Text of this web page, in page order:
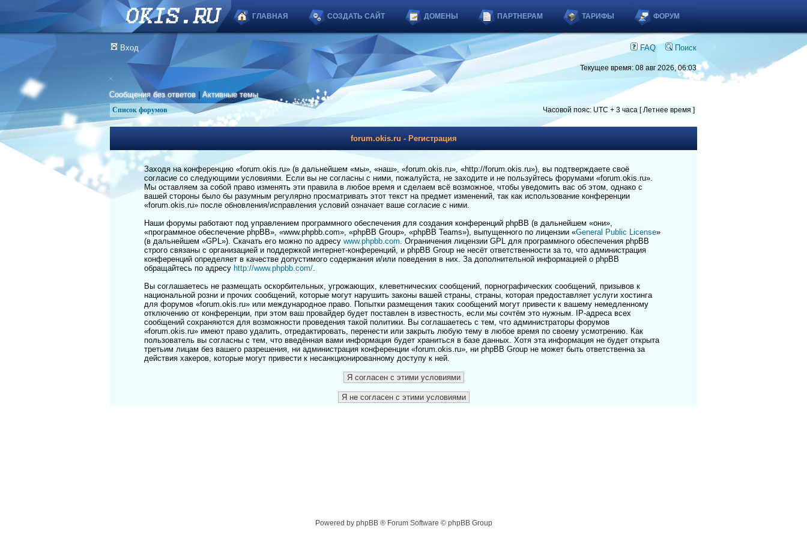
ГЛАВНАЯ СОЗДАТЬ САЙТ ДОМЕНЫ ПАРТНЕРАМ ТАРИФЫ ФОРУМ
Вход FAQ Поиск
Текущее время: 08 авг 2026, 06:03
Сообщения без ответов |Активные темы
Список форумов Часовой пояс: UTC + 3 часа [ Летнее время ]
forum.okis.ru - Регистрация
Заходя на конференцию «forum.okis.ru» (в дальнейшем «мы», «наш», «forum.okis.ru», «http://forum.okis.ru»), вы подтверждаете своё
согласие со следующими условиями. Если вы не согласны с ними, пожалуйста, не заходите и не пользуйтесь форумами «forum.okis.ru».
Мы оставляем за собой право изменять эти правила в любое время и сделаем всё возможное, чтобы уведомить вас об этом, однако с
вашей стороны было бы разумным регулярно просматривать этот текст на предмет изменений, так как использование конференции
«forum.okis.ru» после обновления/исправления условий означает ваше согласие с ними.
Наши форумы работают под управлением программного обеспечения для создания конференций phpBB (в дальнейшем «они»,
«программное обеспечение phpBB», «www.phpbb.com», «phpBB Group», «phpBB Teams»), выпущенного по лицензии «General Public License»
(в дальнейшем «GPL»). Скачать его можно по адресу www.phpbb.com. Ограничения лицензии GPL для программного обеспечения phpBB
строго связаны с организацией и поддержкой интернет-конференций, и phpBB Group не несёт ответственности за то, что администрация
конференций определяет в качестве допустимого содержания и/или поведения в них. За дополнительной информацией о phpBB
обращайтесь по адресу http://www.phpbb.com/.
Вы соглашаетесь не размещать оскорбительных, угрожающих, клеветнических сообщений, порнографических сообщений, призывов к
национальной розни и прочих сообщений, которые могут нарушить законы вашей страны, страны, которая предоставляет услуги хостинга
для форумов «forum.okis.ru» или международное право. Попытки размещения таких сообщений могут привести к вашему немедленному
отключению от конференции, при этом ваш провайдер будет поставлен в известность, если мы сочтём это нужным. IP-адреса всех
сообщений сохраняются для возможности проведения такой политики. Вы соглашаетесь с тем, что администраторы форумов
«forum.okis.ru» имеют право удалить, отредактировать, перенести или закрыть любую тему в любое время по своему усмотрению. Как
пользователь вы согласны с тем, что введённая вами информация будет храниться в базе данных. Хотя эта информация не будет открыта
третьим лицам без вашего разрешения, ни администрация конференции «forum.okis.ru», ни phpBB Group не может быть ответственна за
действия хакеров, которые могут привести к несанкционированному доступу к ней.
Powered by phpBB ® Forum Software © phpBB Group